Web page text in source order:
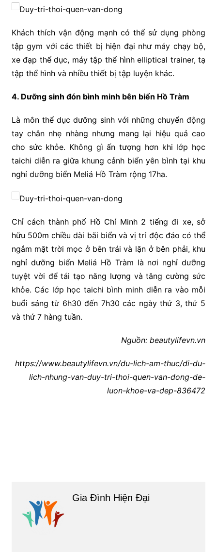
Khách thích vận động mạnh có thể sử dụng phòng
tập gym với các thiết bị hiện đại như máy chạy bộ,
xe đạp thể dục, máy tập thể hình elliptical trainer, tạ
tập thể hình và nhiều thiết bị tập luyện khác.
4. Dưỡng sinh đón bình minh bên biển Hồ Tràm
Là môn thể dục dưỡng sinh với những chuyển động
tay chân nhẹ nhàng nhưng mang lại hiệu quả cao
cho sức khỏe. Không gì ấn tượng hơn khi lớp học
taichi diễn ra giữa khung cảnh biển yên bình tại khu
nghỉ dưỡng biển Meliá Hồ Tràm rộng 17ha.
Chỉ cách thành phố Hồ Chí Minh 2 tiếng đi xe, sở
hữu 500m chiều dài bãi biển và vị trí độc đáo có thể
ngắm mặt trời mọc ở bên trái và lặn ở bên phải, khu
nghỉ dưỡng biển Meliá Hồ Tràm là nơi nghỉ dưỡng
tuyệt vời để tái tạo năng lượng và tăng cường sức
khỏe. Các lớp học taichi bình minh diễn ra vào mỗi
buổi sáng từ 6h30 đến 7h30 các ngày thứ 3, thứ 5
và thứ 7 hàng tuần.
Nguồn: beautylifevn.vn
https://www.beautylifevn.vn/du-lich-am-thuc/di-du-
lich-nhung-van-duy-tri-thoi-quen-van-dong-de-
luon-khoe-va-dep-836472
Gia Đình Hiện Đại